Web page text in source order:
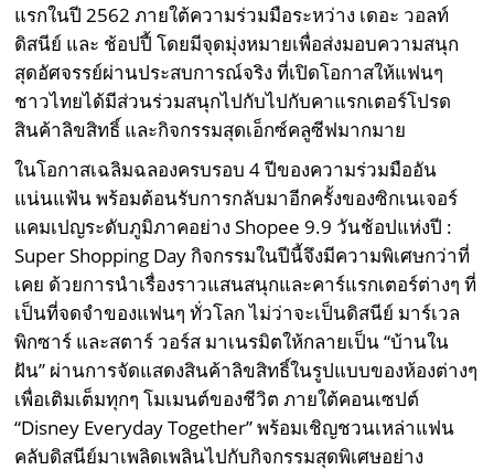
แรกในปี 2562 ภายใต้ความร่วมมือระหว่าง เดอะ วอลท์
ดิสนีย์ และ ช้อปปี้ โดยมีจุดมุ่งหมายเพื่อส่งมอบความสนุก
สุดอัศจรรย์ผ่านประสบการณ์จริง ที่เปิดโอกาสให้แฟนๆ
ชาวไทยได้มีส่วนร่วมสนุกไปกับไปกับคาแรกเตอร์โปรด
สินค้าลิขสิทธิ์ และกิจกรรมสุดเอ็กซ์คลูซีฟมากมาย
ในโอกาสเฉลิมฉลองครบรอบ 4 ปีของความร่วมมืออัน
แน่นแฟ้น พร้อมต้อนรับการกลับมาอีกครั้งของซิกเนเจอร์
แคมเปญระดับภูมิภาคอย่าง Shopee 9.9 วันช้อปแห่งปี :
Super Shopping Day กิจกรรมในปีนี้จึงมีความพิเศษกว่าที่
เคย ด้วยการนำเรื่องราวแสนสนุกและคาร์แรกเตอร์ต่างๆ ที่
เป็นที่จดจำของแฟนๆ ทั่วโลก ไม่ว่าจะเป็นดิสนีย์ มาร์เวล
พิกซาร์ และสตาร์ วอร์ส มาเนรมิตให้กลายเป็น “บ้านใน
ฝัน” ผ่านการจัดแสดงสินค้าลิขสิทธิ์ในรูปแบบของห้องต่างๆ
เพื่อเติมเต็มทุกๆ โมเมนต์ของชีวิต ภายใต้คอนเซปต์
“Disney Everyday Together” พร้อมเชิญชวนเหล่าแฟน
คลับดิสนีย์มาเพลิดเพลินไปกับกิจกรรมสุดพิเศษอย่าง